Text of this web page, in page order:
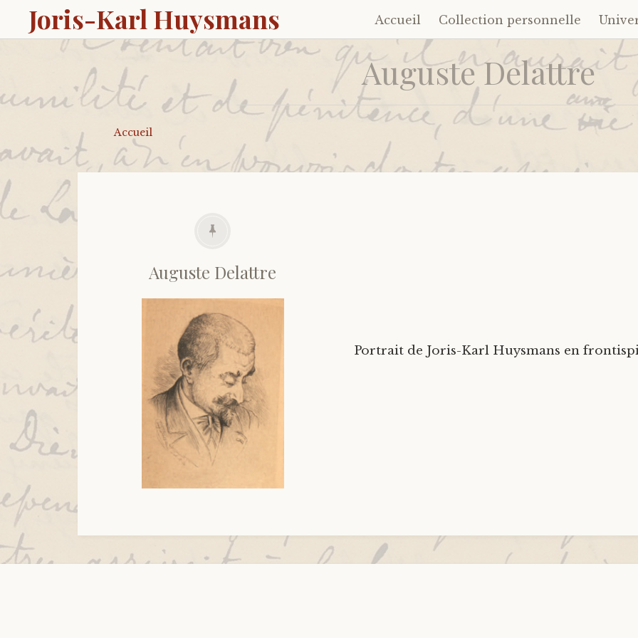
Joris-Karl Huysmans
Accéder
au
contenu
principal
Accueil Collection personnelle
Auguste Delattre
Accueil
Auguste Delattre
Portrait de Joris-Karl Huysmans en